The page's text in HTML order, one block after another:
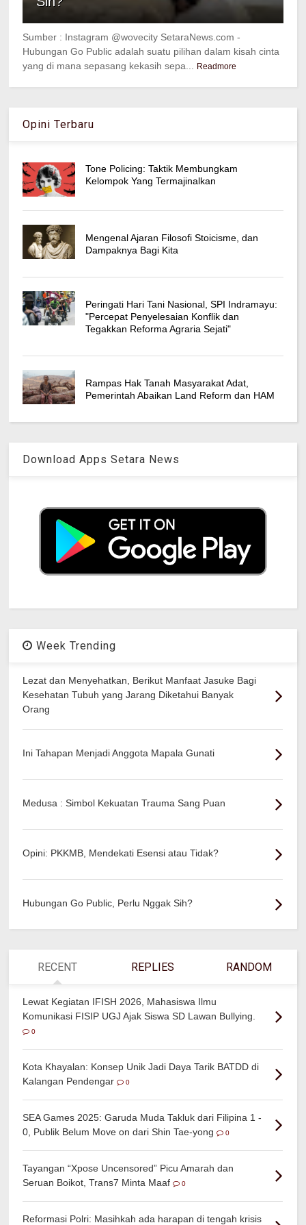
Sumber : Instagram @wovecity SetaraNews.com -
Hubungan Go Public adalah suatu pilihan dalam kisah cinta
yang di mana sepasang kekasih sepa...
Readmore
Opini Terbaru
Tone Policing: Taktik Membungkam
Kelompok Yang Termajinalkan
Mengenal Ajaran Filosofi Stoicisme, dan
Dampaknya Bagi Kita
Peringati Hari Tani Nasional, SPI Indramayu:
"Percepat Penyelesaian Konflik dan
Tegakkan Reforma Agraria Sejati"
Rampas Hak Tanah Masyarakat Adat,
Pemerintah Abaikan Land Reform dan HAM
Download Apps Setara News
Week Trending
Lezat dan Menyehatkan, Berikut Manfaat Jasuke Bagi
Kesehatan Tubuh yang Jarang Diketahui Banyak
Orang
Ini Tahapan Menjadi Anggota Mapala Gunati
Medusa : Simbol Kekuatan Trauma Sang Puan
Opini: PKKMB, Mendekati Esensi atau Tidak?
Hubungan Go Public, Perlu Nggak Sih?
RECENT REPLIES RANDOM
Lewat Kegiatan IFISH 2026, Mahasiswa Ilmu
Komunikasi FISIP UGJ Ajak Siswa SD Lawan Bullying.
0
Kota Khayalan: Konsep Unik Jadi Daya Tarik BATDD di
Kalangan Pendengar
0
SEA Games 2025: Garuda Muda Takluk dari Filipina 1 -
0, Publik Belum Move on dari Shin Tae-yong
0
Tayangan “Xpose Uncensored” Picu Amarah dan
Seruan Boikot, Trans7 Minta Maaf
0
Reformasi Polri: Masihkah ada harapan di tengah krisis